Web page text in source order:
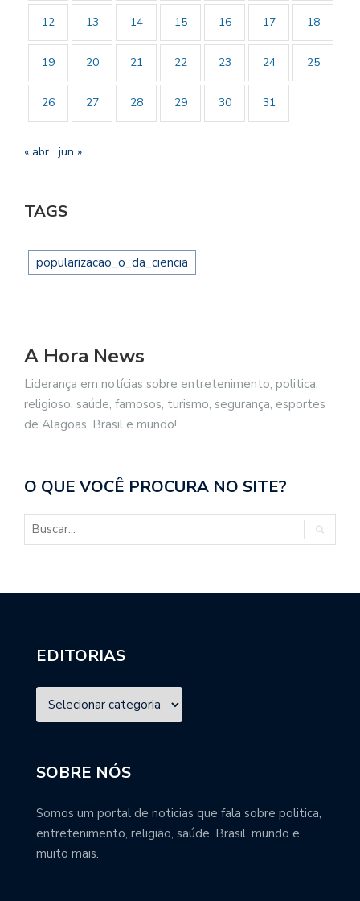
12 13 14 15 16 17 18
19 20 21 22 23 24 25
26 27 28 29 30 31
« abr jun »
TAGS
popularizacao_o_da_ciencia
A Hora News
Liderança em notícias sobre entretenimento, politica,
religioso, saúde, famosos, turismo, segurança, esportes
de Alagoas, Brasil e mundo!
O QUE VOCÊ PROCURA NO SITE?
EDITORIAS
SOBRE NÓS
Somos um portal de noticias que fala sobre politica,
entretenimento, religião, saúde, Brasil, mundo e
muito mais.